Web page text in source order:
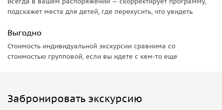
подскажет места для детей, где перекусить, что увидеть
Выгодно
Стоимость индивидуальной экскурсии сравнима со
стоимостью групповой, если вы идете с кем-то еще
Забронировать экскурсию